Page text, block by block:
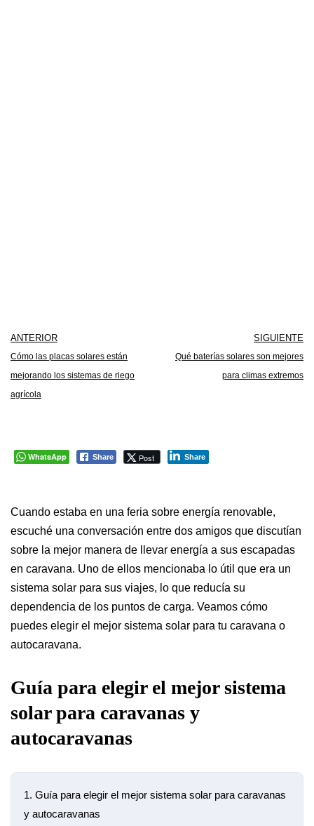
ANTERIOR
Cómo las placas solares están
mejorando los sistemas de riego
agrícola
SIGUIENTE
Qué baterías solares son mejores
para climas extremos
WhatsApp Share Post Share
Cuando estaba en una feria sobre energía renovable,
escuché una conversación entre dos amigos que discutían
sobre la mejor manera de llevar energía a sus escapadas
en caravana. Uno de ellos mencionaba lo útil que era un
sistema solar para sus viajes, lo que reducía su
dependencia de los puntos de carga. Veamos cómo
puedes elegir el mejor sistema solar para tu caravana o
autocaravana.
Guía para elegir el mejor sistema
solar para caravanas y
autocaravanas
1. Guía para elegir el mejor sistema solar para caravanas
y autocaravanas